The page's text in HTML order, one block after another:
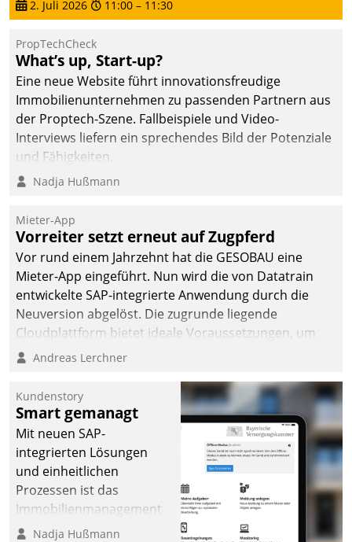
2. Juli 2026 11:00 – 11:30
PropTechCheck
What’s up, Start-up?
Eine neue Website führt innovationsfreudige
Immobilienunternehmen zu passenden Partnern aus
der Proptech-Szene. Fallbeispiele und Video-
Interviews liefern ein sprechendes Bild der Potenziale
und Fähigkeiten.
Nadja Hußmann
Mieter-App
Vorreiter setzt erneut auf Zugpferd
Vor rund einem Jahrzehnt hat die GESOBAU eine
Mieter-App eingeführt. Nun wird die von Datatrain
entwickelte SAP-integrierte Anwendung durch die
Neuversion abgelöst. Die zugrunde liegende
Cloudplattform bietet ideale Voraussetzungen, um
die Funktionalität der App zu erweitern und weitere
integrieren.
Andreas Lerchner
Kundenstory
Smart gemanagt
Mit neuen SAP-
integrierten Lösungen
und einheitlichen
Prozessen ist das
Immobilienmanagement
der Bayerischen
Nadja Hußmann